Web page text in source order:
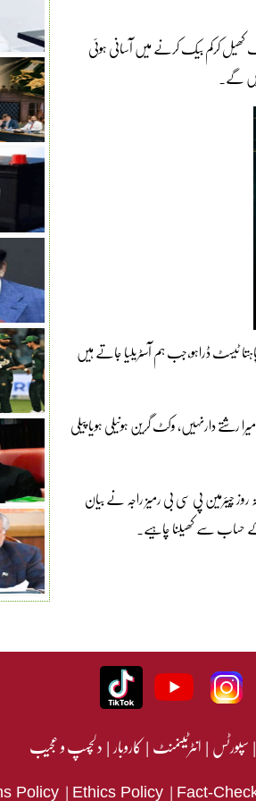
کھیل کرکم بیک کرنے میں آسانی ہوئی
گے۔
ٹیسٹ ڈراہو،جب ہم آسٹریلیا جاتے ہیں
رشتے دارنہیں، وکٹ گرین ہونیلی ہویا پیلی
چیئرمین پی سی بی رمیز راجہ نے بیان
کے حساب سے کھیلنا چاہیے۔
|سپورٹس|انٹرٹینمنٹ|کاروبار|دلچسپ و عجیب
Policy | Ethics Policy | Fact-